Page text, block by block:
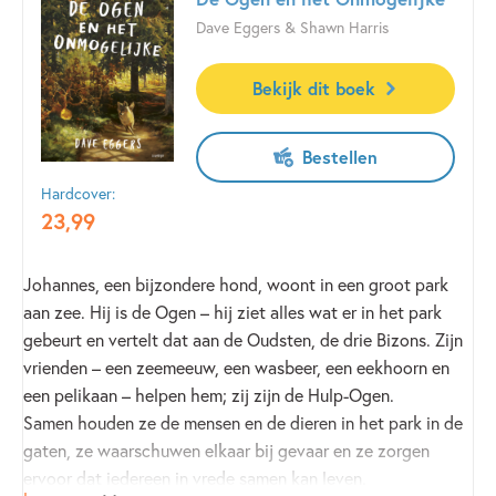
Leesbevordiring in de klas
'Het boek is echt heel eenvoudig en vlot te lezen, maar
maakt veel impact. Daarom zou ik dit boek zeker bij elke
bovenbouw groep aanraden.' - Stoer Leesvoer
jouw missie om hem te verslaan.
Hardcover:
23,99
Dave Eggers & Shawn Harris
Bekijk dit boek
Bestellen
Johannes, een bijzondere hond, woont in een groot park
aan zee. Hij is de Ogen – hij ziet alles wat er in het park
gebeurt en vertelt dat aan de Oudsten, de drie Bizons. Zijn
vrienden – een zeemeeuw, een wasbeer, een eekhoorn en
een pelikaan – helpen hem; zij zijn de Hulp-Ogen.
Samen houden ze de mensen en de dieren in het park in de
gaten, ze waarschuwen elkaar bij gevaar en ze zorgen
ervoor dat iedereen in vrede samen kan leven.